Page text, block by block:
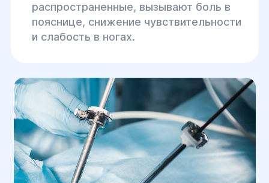
распространенные, вызывают боль в
пояснице, снижение чувствительности
и слабость в ногах.